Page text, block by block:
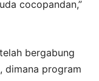
cocopandan,”
bergabung
dimana program